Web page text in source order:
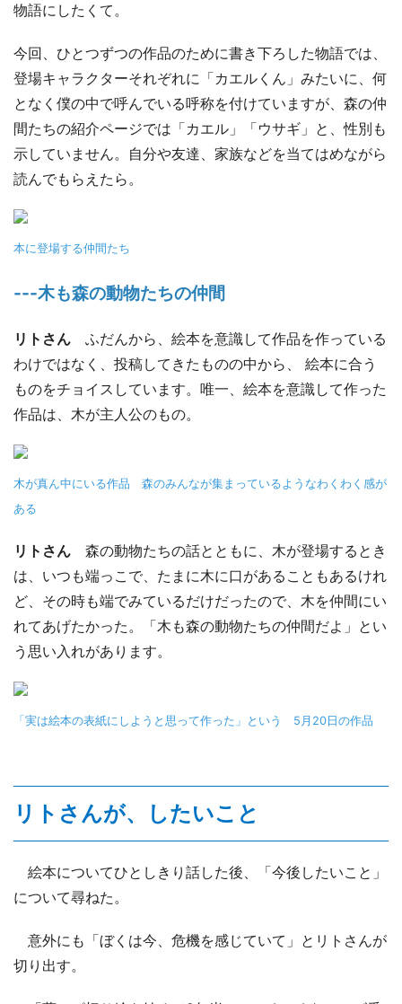
物語にしたくて。
今回、ひとつずつの作品のために書き下ろした物語では、
登場キャラクターそれぞれに「カエルくん」みたいに、何
となく僕の中で呼んでいる呼称を付けていますが、森の仲
間たちの紹介ページでは「カエル」「ウサギ」と、性別も
示していません。自分や友達、家族などを当てはめながら
読んでもらえたら。
本に登場する仲間たち
---木も森の動物たちの仲間
リトさん ふだんから、絵本を意識して作品を作っている
わけではなく、投稿してきたものの中から、 絵本に合う
ものをチョイスしています。唯一、絵本を意識して作った
作品は、木が主人公のもの。
木が真ん中にいる作品 森のみんなが集まっているようなわくわく感が
ある
リトさん 森の動物たちの話とともに、木が登場するとき
は、いつも端っこで、たまに木に口があることもあるけれ
ど、その時も端でみているだけだったので、木を仲間にい
れてあげたかった。「木も森の動物たちの仲間だよ」とい
う思い入れがあります。
「実は絵本の表紙にしようと思って作った」という 5月20日の作品
リトさんが、したいこと
絵本についてひとしきり話した後、「今後したいこと」
について尋ねた。
意外にも「ぼくは今、危機を感じていて」とリトさんが
切り出す。